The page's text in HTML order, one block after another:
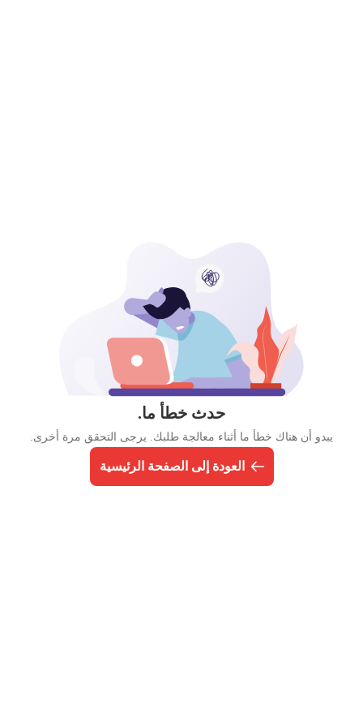
حدث خطأ ما.
يبدو أن هناك خطأ ما أثناء معالجة طلبك. يرجى التحقق مرة أخرى.
العودة إلى الصفحة الرئيسية